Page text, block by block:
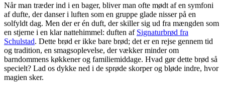
Når man træder ind i en bager, bliver man ofte mødt af en symfoni
af dufte, der danser i luften som en gruppe glade nisser på en
solfyldt dag. Men der er én duft, der skiller sig ud fra mængden som
en stjerne i en klar nattehimmel: duften af Signaturbrød fra
Schulstad. Dette brød er ikke bare brød; det er en rejse gennem tid
og tradition, en smagsoplevelse, der vækker minder om
barndommens køkkener og familiemiddage. Hvad gør dette brød så
specielt? Lad os dykke ned i de sprøde skorper og bløde indre, hvor
magien sker.